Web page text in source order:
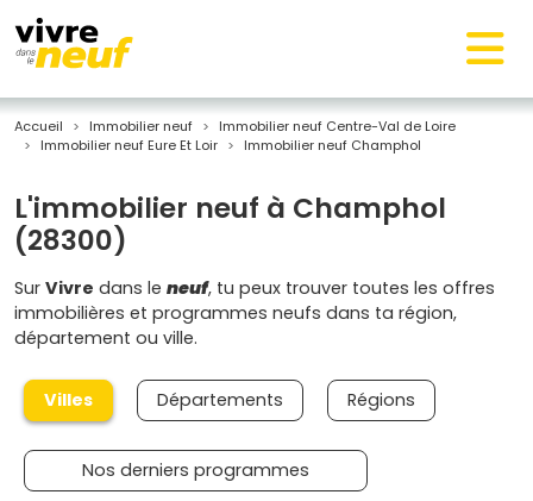
Accueil Immobilier neuf
Immobilier neuf Centre-Val de Loire
Immobilier neuf Eure Et Loir
Immobilier neuf Champhol
L'immobilier neuf à Champhol
(28300)
Sur Vivre dans le neuf, tu peux trouver toutes les offres
immobilières et programmes neufs dans ta région,
département ou ville.
Villes Départements Régions
Nos derniers programmes